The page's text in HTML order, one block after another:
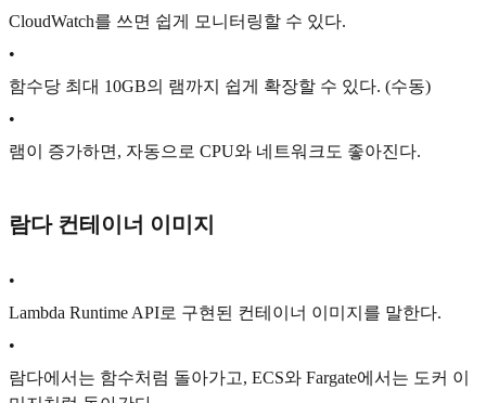
CloudWatch를 쓰면 쉽게 모니터링할 수 있다.
•
함수당 최대 10GB의 램까지 쉽게 확장할 수 있다. (수동)
•
램이 증가하면, 자동으로 CPU와 네트워크도 좋아진다.
람다 컨테이너 이미지
•
Lambda Runtime API로 구현된 컨테이너 이미지를 말한다.
•
람다에서는 함수처럼 돌아가고, ECS와 Fargate에서는 도커 이